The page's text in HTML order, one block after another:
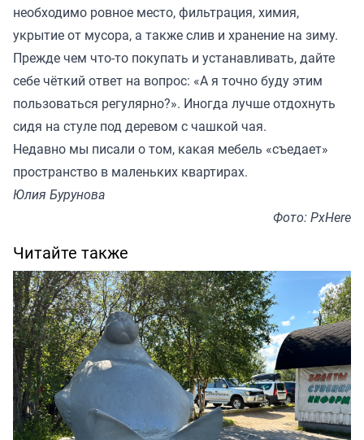
необходимо ровное место, фильтрация, химия,
укрытие от мусора, а также слив и хранение на зиму.
Прежде чем что-то покупать и устанавливать, дайте
себе чёткий ответ на вопрос: «А я точно буду этим
пользоваться регулярно?». Иногда лучше отдохнуть
сидя на стуле под деревом с чашкой чая.
Недавно мы писали о том, какая мебель «съедает»
пространство в маленьких квартирах.
Юлия Бурунова
Фото: PxHere
Читайте также